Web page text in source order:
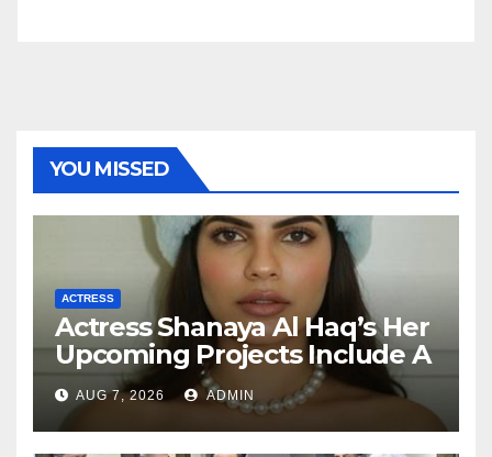
YOU MISSED
ACTRESS
Actress Shanaya Al Haq’s Her
Upcoming Projects Include A
South Indian Film, Music
Videos, And A Television
Reality Show
AUG 7, 2026 ADMIN